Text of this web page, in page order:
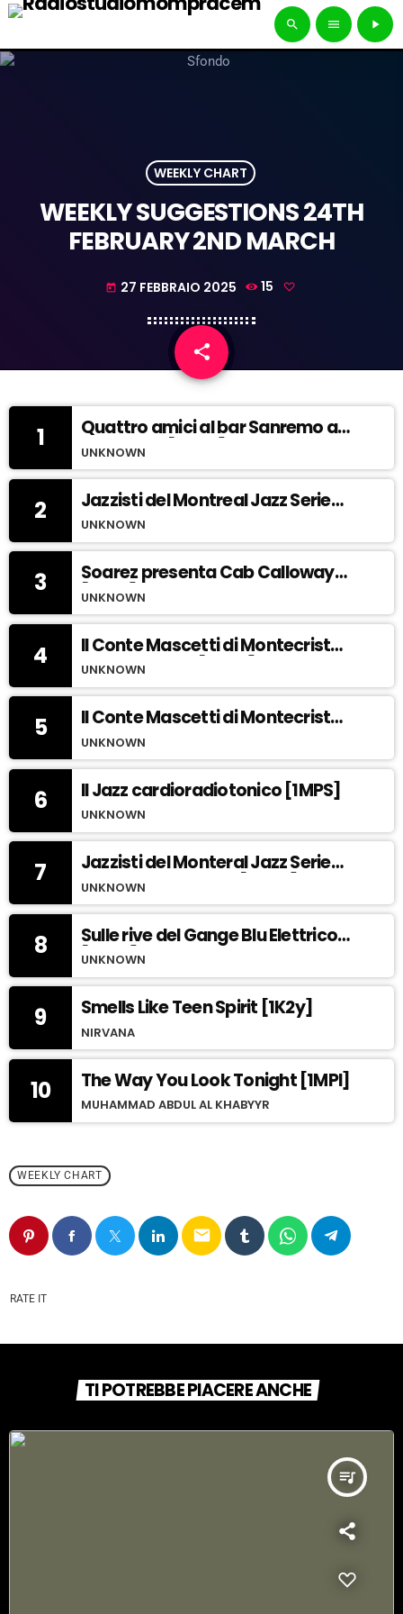
search menu play_arrow
WEEKLY CHART
WEEKLY SUGGESTIONS 24TH
FEBRUARY 2ND MARCH
today 27 FEBBRAIO 2025 15
share
email
1
Quattro amici al bar Sanremo a
modo mio [1MPN]
UNKNOWN
2
Jazzisti del Montreal Jazz Series
al jazz club La Rocca di
Mompracem [1MPx]
UNKNOWN
3
Soarez presenta Cab Calloway
[1MPs]
UNKNOWN
4
Il Conte Mascetti di Montecristo
Guerra e Pace [1MPv]
UNKNOWN
5
Il Conte Mascetti di Montecristo
e l importanza di avere una
visione a 365 gradi [1MPT]
UNKNOWN
6 Il Jazz cardioradiotonico [1MPS]
UNKNOWN
7
Jazzisti del Monteral Jazz Series
e i Grandi batteristi [1MQE]
UNKNOWN
8
Sulle rive del Gange Blu Elettrico
[1MPR]
UNKNOWN
9 Smells Like Teen Spirit [1K2y]
NIRVANA
10 The Way You Look Tonight [1MPl]
MUHAMMAD ABDUL AL KHABYYR
WEEKLY CHART
email
RATE IT
TI POTREBBE PIACERE ANCHE
queue_music